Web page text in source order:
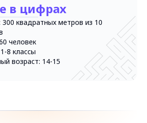
в цифрах
300 квадратных метров из 10
человек
8 классы
возраст: 14-15